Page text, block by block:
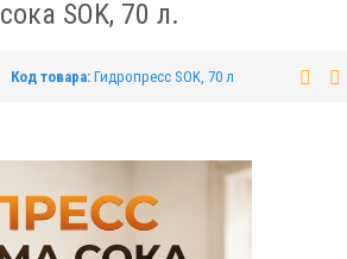
SOK, 70 л.
Код товара: Гидропресс SOK, 70 л